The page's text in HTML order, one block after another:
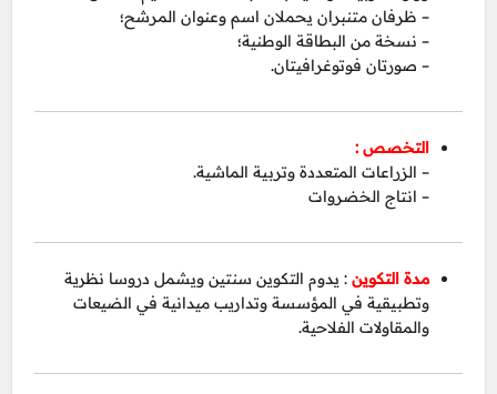
– ظرفان متنبران يحملان اسم وعنوان المرشح؛
– نسخة من البطاقة الوطنية؛
– صورتان فوتوغرافيتان.
التخصص :
– الزراعات المتعددة وتربية الماشية.
– انتاج الخضروات
مدة التكوين : يدوم التكوين سنتين ويشمل دروسا نظرية
وتطبيقية في المؤسسة وتداريب ميدانية في الضيعات
والمقاولات الفلاحية.